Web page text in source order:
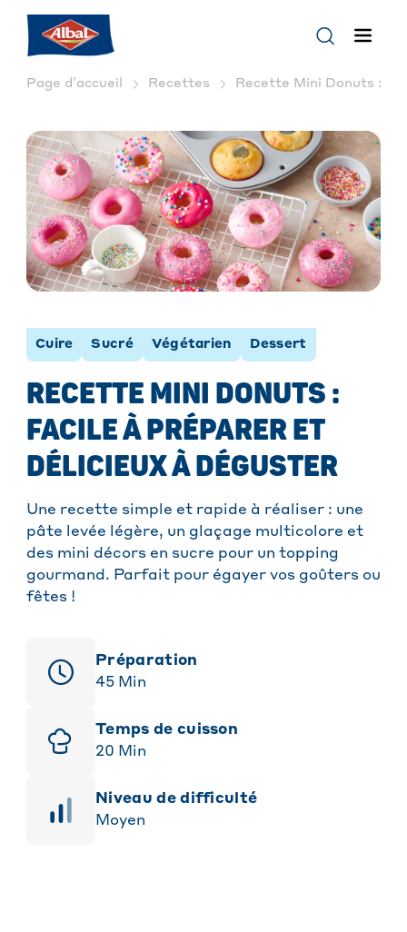
Page d’accueil Recettes Recette Mini Donuts :
Cuire Sucré Végétarien Dessert
RECETTE MINI DONUTS :
FACILE À PRÉPARER ET
DÉLICIEUX À DÉGUSTER
Une recette simple et rapide à réaliser : une
pâte levée légère, un glaçage multicolore et
des mini décors en sucre pour un topping
gourmand. Parfait pour égayer vos goûters ou
fêtes !
Préparation
45 Min
Temps de cuisson
20 Min
niveau de difficulté
Moyen